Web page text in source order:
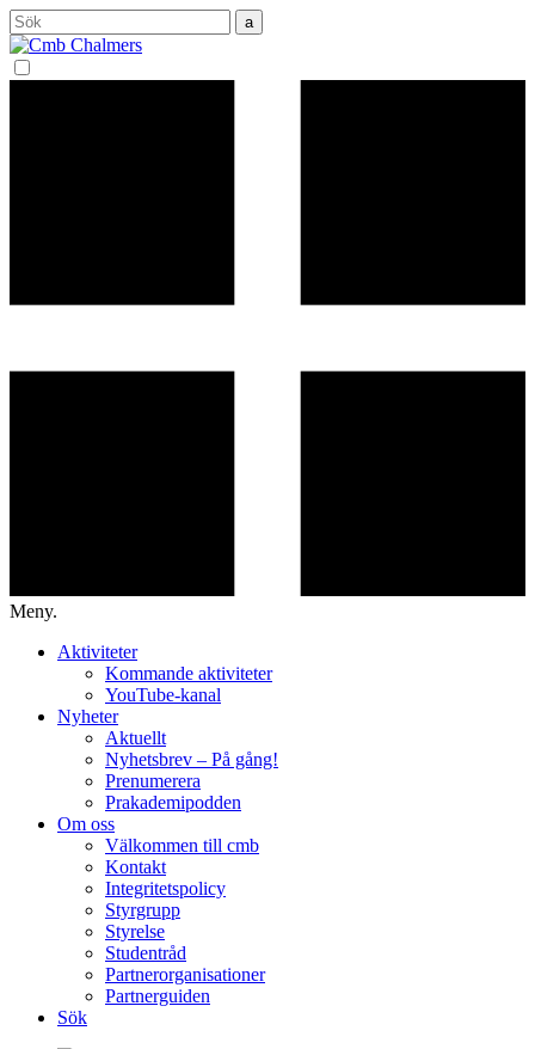
Sök
efter:
Meny.
Aktiviteter
Kommande aktiviteter
YouTube-kanal
Nyheter
Aktuellt
Nyhetsbrev – På gång!
Prenumerera
Prakademipodden
Om oss
Välkommen till cmb
Kontakt
Integritetspolicy
Styrgrupp
Styrelse
Studentråd
Partnerorganisationer
Partnerguiden
Sök